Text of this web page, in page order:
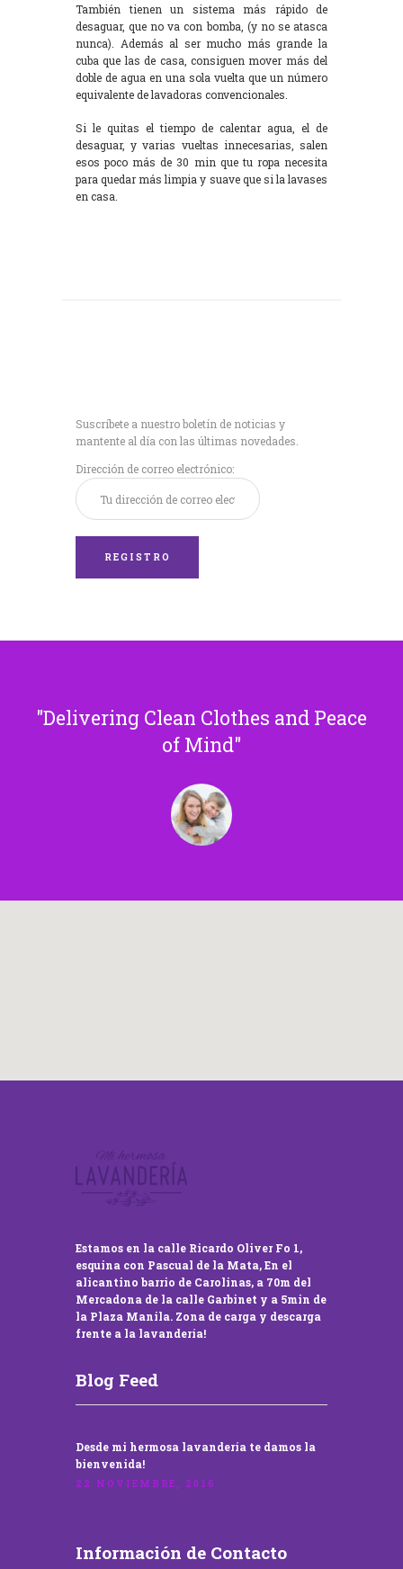
También tienen un sistema más rápido de
desaguar, que no va con bomba, (y no se atasca
nunca). Además al ser mucho más grande la
cuba que las de casa, consiguen mover más del
doble de agua en una sola vuelta que un número
equivalente de lavadoras convencionales.
Si le quitas el tiempo de calentar agua, el de
desaguar, y varias vueltas innecesarias, salen
esos poco más de 30 min que tu ropa necesita
para quedar más limpia y suave que si la lavases
en casa.
Suscríbete a nuestro boletín de noticias y
mantente al día con las últimas novedades.
Dirección de correo electrónico:
Delivering Clean Clothes and Peace
of Mind
Estamos en la calle Ricardo Oliver Fo 1,
esquina con Pascual de la Mata, En el
alicantino barrio de Carolinas, a 70m del
Mercadona de la calle Garbinet y a 5min de
la Plaza Manila. Zona de carga y descarga
frente a la lavandería!
Blog Feed
Desde mi hermosa lavandería te damos la
bienvenida!
22 NOVIEMBRE, 2016
Información de Contacto